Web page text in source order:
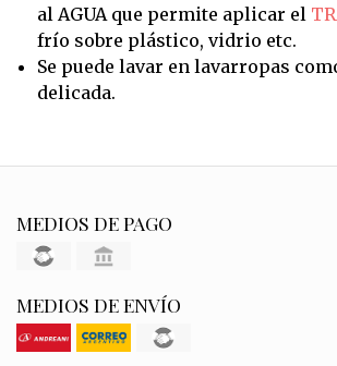
al AGUA que permite aplicar el
frío sobre plástico, vidrio etc.
Se puede lavar en lavarropas
delicada.
MEDIOS DE PAGO
MEDIOS DE ENVÍO